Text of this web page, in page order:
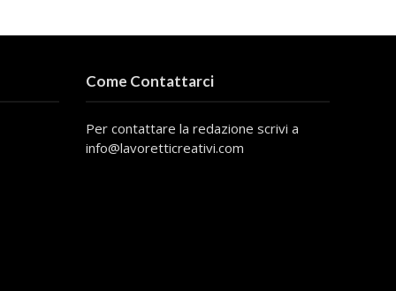
Come Contattarci
Per contattare la redazione scrivi a
info@lavoretticreativi.com